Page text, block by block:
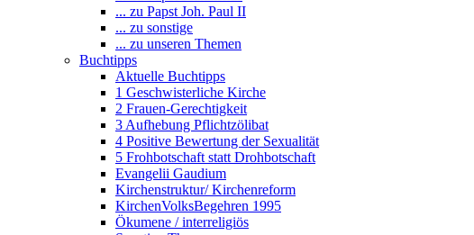
... zu Papst Joh. Paul II
... zu sonstige
... zu unseren Themen
Buchtipps
Aktuelle Buchtipps
1 Geschwisterliche Kirche
2 Frauen-Gerechtigkeit
3 Aufhebung Pflichtzölibat
4 Positive Bewertung der Sexualität
5 Frohbotschaft statt Drohbotschaft
Evangelii Gaudium
Kirchenstruktur/ Kirchenreform
KirchenVolksBegehren 1995
Ökumene / interreligiös